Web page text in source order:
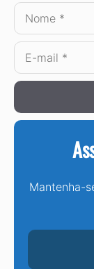
Nome
E-
mail
Mantenha-